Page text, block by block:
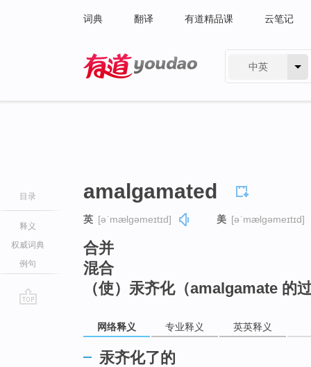
词典 翻译 有道精品课 云笔记
中英
目录
释义
权威词典
例句
amalgamated
英 [əˈmælɡəmeɪtɪd] 美 [əˈmælɡəmeɪtɪd]
合并
混合
（使）汞齐化（amalgamate 的
网络释义 专业释义 英英释义
汞齐化了的